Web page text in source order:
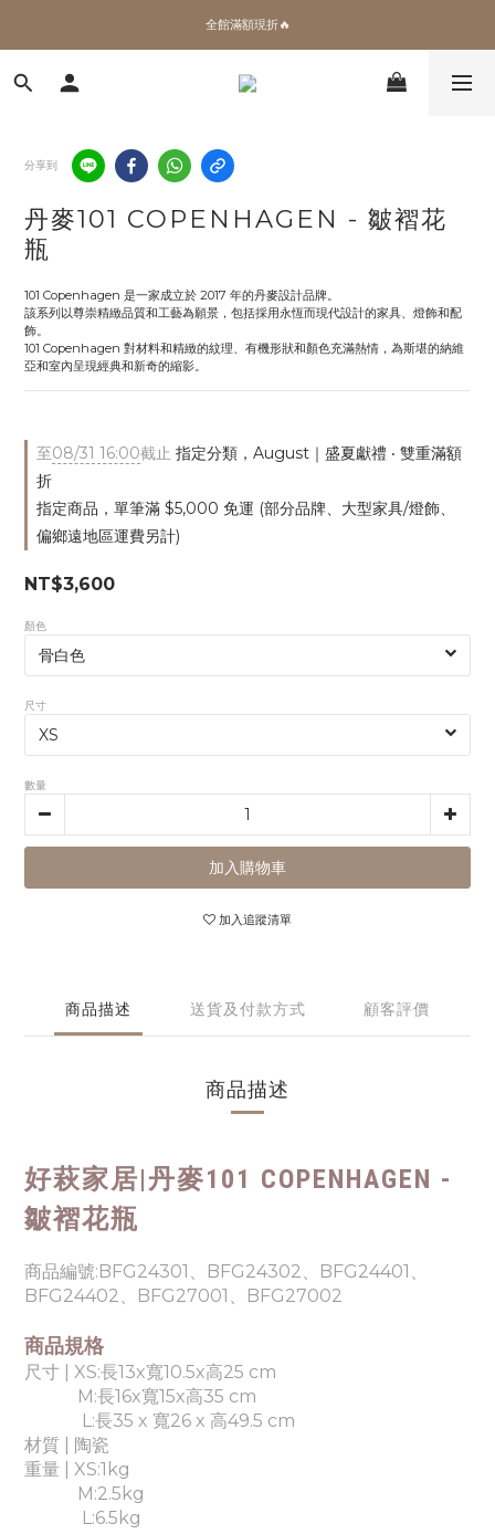
✨加入會員 即領100購物金🎫
全館滿額現折🔥
加拿大Umbra．買千送百🎫
分享到
丹麥101 COPENHAGEN - 皺褶花
瓶
101 Copenhagen 是一家成立於 2017 年的丹麥設計品牌。
該系列以尊崇精緻品質和工藝為願景，包括採用永恆而現代設計的家具、燈飾和配
飾。
101 Copenhagen 對材料和精緻的紋理、有機形狀和顏色充滿熱情，為斯堪的納維
亞和室內呈現經典和新奇的縮影。
至08/31 16:00截止 指定分類，August｜盛夏獻禮 ‧ 雙重滿額
折
指定商品，單筆滿 $5,000 免運 (部分品牌、大型家具/燈飾、
偏鄉遠地區運費另計)
NT$3,600
顏色
尺寸
數量
加入購物車
加入追蹤清單
商品描述 送貨及付款方式 顧客評價
商品描述
好萩家居|丹麥101 COPENHAGEN -
皺褶花瓶
商品編號:BFG24301、BFG24302、BFG24401、
BFG24402、BFG27001、BFG27002
商品規格
尺寸 | XS:長13x寬10.5x高25 cm
M:長16x寬15x高35 cm
L:長35 x 寬26 x 高49.5 cm
材質 | 陶瓷
重量 | XS:1kg
M:2.5kg
L:6.5kg